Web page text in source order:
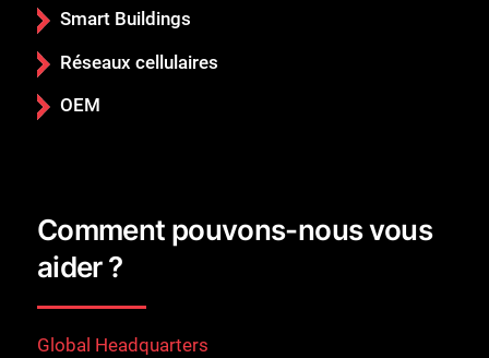
Smart Buildings
Réseaux cellulaires
OEM
Comment pouvons-nous vous
aider ?
Global Headquarters